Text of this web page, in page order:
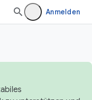
Anmelden